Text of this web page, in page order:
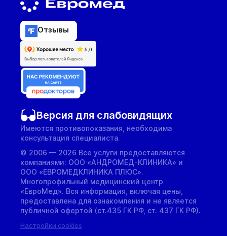
Отзывы
Версия для слабовидящих
Имеются противопоказания, необходима
консультация специалиста.
© 2006 — 2026 Все услуги предоставляются
компаниями: ООО «АНДРОМЕД-КЛИНИКА» и
ООО «ЕВРОМЕДКЛИНИКА ПЛЮС».
Многопрофильный медицинский центр
«ЕвроМед». Вся информация, включая цены,
предоставлена для ознакомления и не является
публичной офертой (ст.435 ГК РФ, cт. 437 ГК РФ).
Настройки cookies